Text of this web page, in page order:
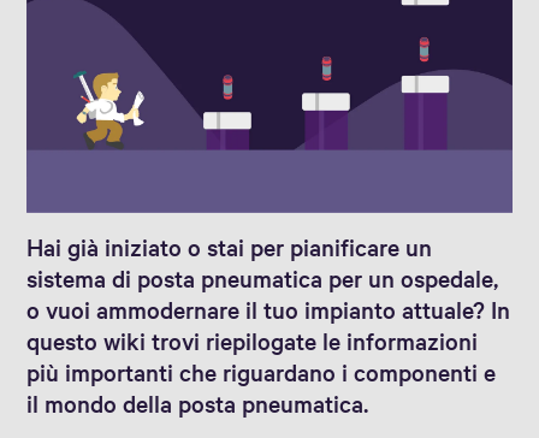
Hai già iniziato o stai per pianificare un
sistema di posta pneumatica per un ospedale,
o vuoi ammodernare il tuo impianto attuale? In
questo wiki trovi riepilogate le informazioni
più importanti che riguardano i componenti e
il mondo della posta pneumatica.